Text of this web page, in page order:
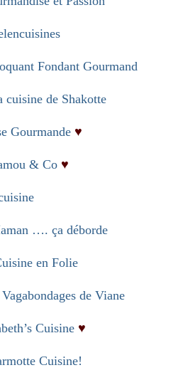
Fondant Gourmand
cuisine de Shakotte
Gourmande ♥
& Co ♥
…. ça déborde
en Folie
de Viane
Cuisine ♥
Cuisine!